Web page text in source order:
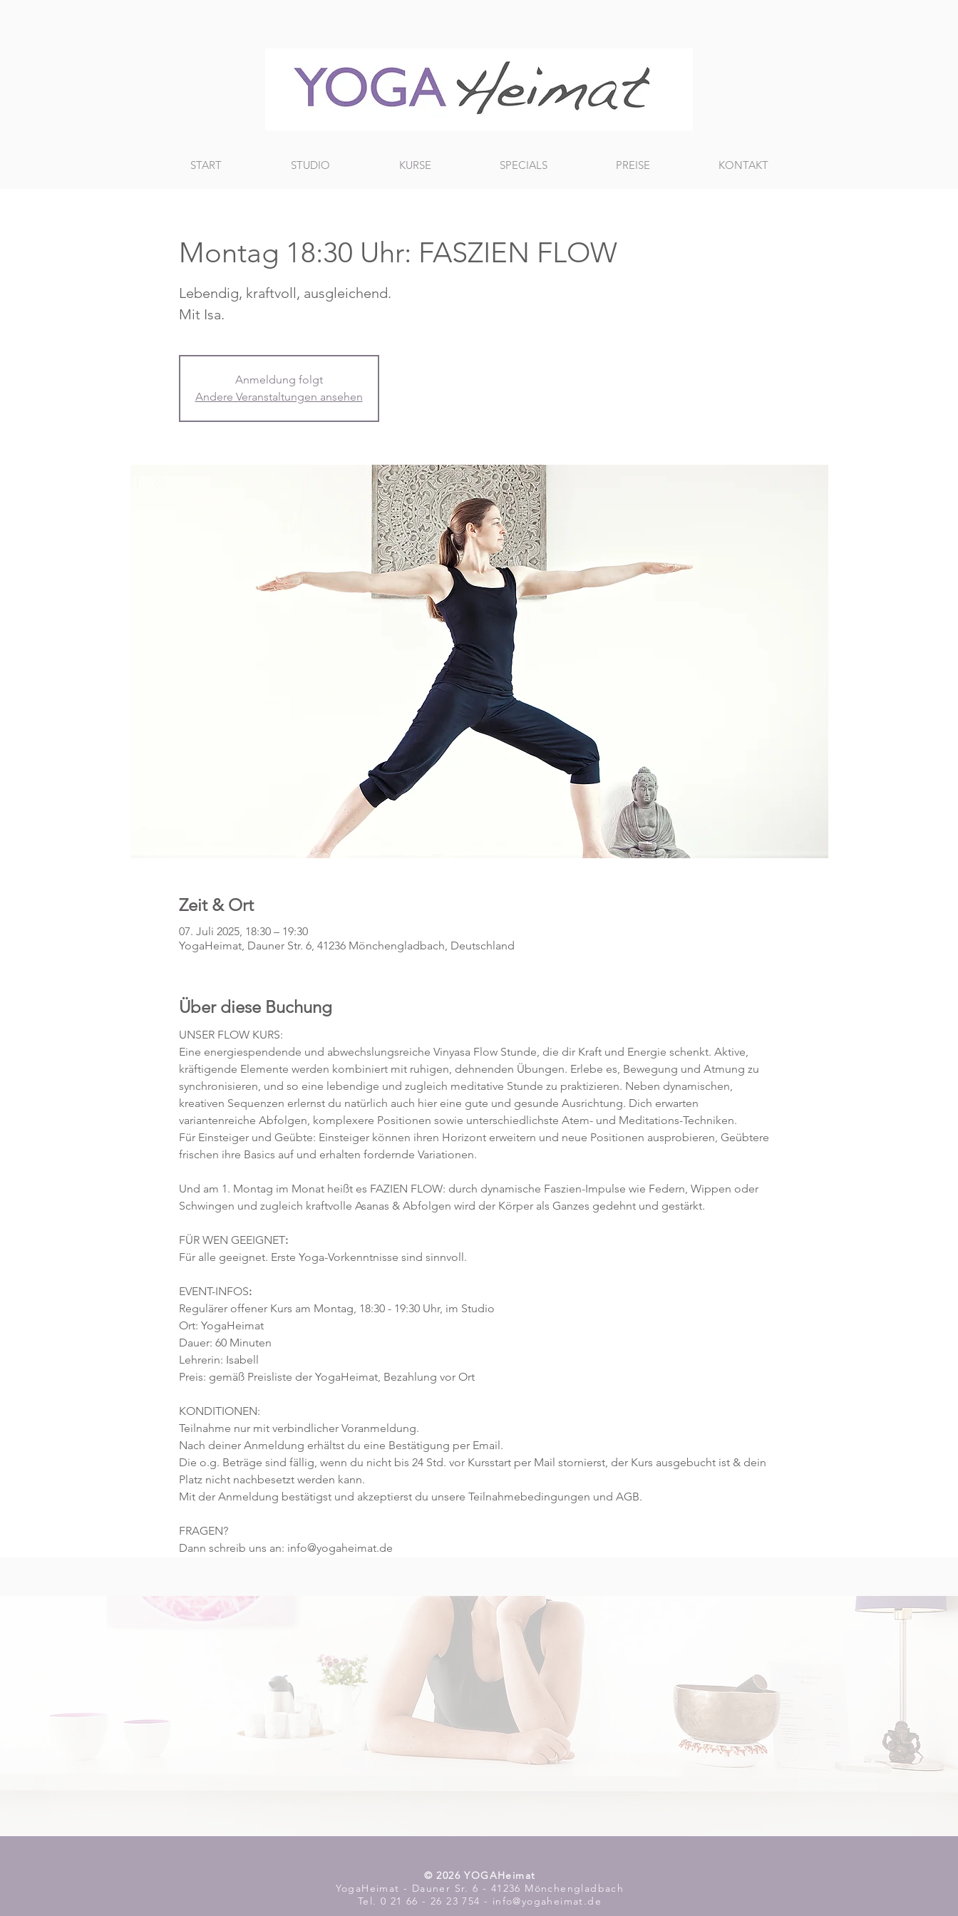
START STUDIO KURSE SPECIALS PREISE KONTAKT
Montag 18:30 Uhr: FASZIEN FLOW
Lebendig, kraftvoll, ausgleichend.
Mit Isa.
Anmeldung folgt
Andere Veranstaltungen ansehen
Zeit & Ort
07. Juli 2025, 18:30 – 19:30
YogaHeimat, Dauner Str. 6, 41236 Mönchengladbach, Deutschland
Über diese Buchung
UNSER FLOW KURS:
Eine energiespendende und abwechslungsreiche Vinyasa Flow Stunde, die dir Kraft und Energie schenkt. Aktive,
kräftigende Elemente werden kombiniert mit ruhigen, dehnenden Übungen. Erlebe es, Bewegung und Atmung zu
synchronisieren, und so eine lebendige und zugleich meditative Stunde zu praktizieren. Neben dynamischen,
kreativen Sequenzen erlernst du natürlich auch hier eine gute und gesunde Ausrichtung. Dich erwarten
variantenreiche Abfolgen, komplexere Positionen sowie unterschiedlichste Atem- und Meditations-Techniken.
Für Einsteiger und Geübte: Einsteiger können ihren Horizont erweitern und neue Positionen ausprobieren, Geübtere
frischen ihre Basics auf und erhalten fordernde Variationen.
Und am 1. Montag im Monat heißt es FAZIEN FLOW: durch dynamische Faszien-Impulse wie Federn, Wippen oder
Schwingen und zugleich kraftvolle Asanas & Abfolgen wird der Körper als Ganzes gedehnt und gestärkt.
FÜR WEN GEEIGNET:
Für alle geeignet. Erste Yoga-Vorkenntnisse sind sinnvoll.
EVENT-INFOS:
Regulärer offener Kurs am Montag, 18:30 - 19:30 Uhr, im Studio
Ort: YogaHeimat
Dauer: 60 Minuten
Lehrerin: Isabell
Preis: gemäß Preisliste der YogaHeimat, Bezahlung vor Ort
KONDITIONEN:
Teilnahme nur mit verbindlicher Voranmeldung.
Nach deiner Anmeldung erhältst du eine Bestätigung per Email.
Die o.g. Beträge sind fällig, wenn du nicht bis 24 Std. vor Kursstart per Mail stornierst, der Kurs ausgebucht ist & dein
Platz nicht nachbesetzt werden kann.
Mit der Anmeldung bestätigst und akzeptierst du unsere Teilnahmebedingungen und AGB.
FRAGEN?
Dann schreib uns an: info@yogaheimat.de
​© 2026 YOGAHeimat
YogaHeimat - Dauner Sr. 6 - 41236 Mönchengladbach
Tel. 0 21 66 - 26 23 754 - info@yogaheimat.de